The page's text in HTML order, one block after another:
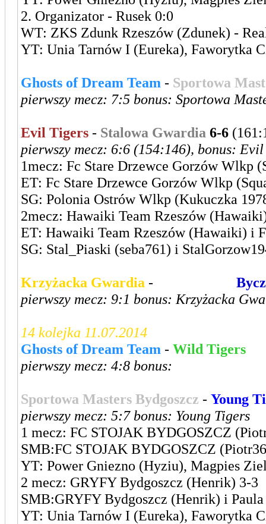
2. Organizator - Rusek 0:0
WT: ZKS Zdunk Rzeszów (Zdunek) -
YT: Unia Tarnów I (Eureka), Faworytka
Ghosts of Dream Team - Sportowa
pierwszy mecz: 7:5 bonus: Sportowa
Evil Tigers - Stalowa Gwardia 6-6
pierwszy mecz: 6:6 (154:146), bonus:
1mecz: Fc Stare Drzewce Gorzów Wlkp
ET: Fc Stare Drzewce Gorzów Wlkp
SG: Polonia Ostrów Wlkp (Kukuczka
2mecz: Hawaiki Team Rzeszów
ET: Hawaiki Team Rzeszów (Hawaiki) i
SG: Stal_Piaski (seba761) i
Krzyżacka Gwardia -
pierwszy mecz: 9:1 bonus: Krzyżacka
14 kolejka 11.07.2014
Ghosts of Dream Team - Wild Tigers
pierwszy mecz: 4:8 bonus:
Sportowa Masters Bydgoszcz - Young
pierwszy mecz: 5:7 bonus: Young Tigers
1 mecz: FC STOJAK BYDGOSZCZ
SMB:FC STOJAK BYDGOSZCZ
YT: Power Gniezno (Hyziu), Magpies
2 mecz: GRYFY Bydgoszcz (Henrik) 3-3
SMB:GRYFY Bydgoszcz (Henrik) i
YT: Unia Tarnów I (Eureka), Faworytka